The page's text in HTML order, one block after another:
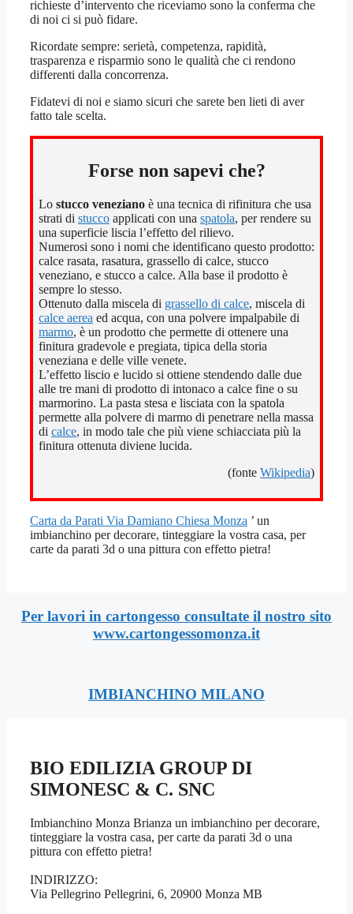
richieste d’intervento che riceviamo sono la conferma che
di noi ci si può fidare.
Ricordate sempre: serietà, competenza, rapidità,
trasparenza e risparmio sono le qualità che ci rendono
differenti dalla concorrenza.
Fidatevi di noi e siamo sicuri che sarete ben lieti di aver
fatto tale scelta.
Forse non sapevi che?
Lo stucco veneziano è una tecnica di rifinitura che usa
strati di stucco applicati con una spatola, per rendere su
una superficie liscia l’effetto del rilievo.
Numerosi sono i nomi che identificano questo prodotto:
calce rasata, rasatura, grassello di calce, stucco
veneziano, e stucco a calce. Alla base il prodotto è
sempre lo stesso.
Ottenuto dalla miscela di grassello di calce, miscela di
calce aerea ed acqua, con una polvere impalpabile di
marmo, è un prodotto che permette di ottenere una
finitura gradevole e pregiata, tipica della storia
veneziana e delle ville venete.
L’effetto liscio e lucido si ottiene stendendo dalle due
alle tre mani di prodotto di intonaco a calce fine o su
marmorino. La pasta stesa e lisciata con la spatola
permette alla polvere di marmo di penetrare nella massa
di calce, in modo tale che più viene schiacciata più la
finitura ottenuta diviene lucida.
(fonte Wikipedia)
Carta da Parati Via Damiano Chiesa Monza ’ un
imbianchino per decorare, tinteggiare la vostra casa, per
carte da parati 3d o una pittura con effetto pietra!
Per lavori in cartongesso consultate il nostro sito
www.cartongessomonza.it
IMBIANCHINO MILANO
BIO EDILIZIA GROUP DI
SIMONESC & C. SNC
Imbianchino Monza Brianza un imbianchino per decorare,
tinteggiare la vostra casa, per carte da parati 3d o una
pittura con effetto pietra!
INDIRIZZO:
Via Pellegrino Pellegrini, 6, 20900 Monza MB